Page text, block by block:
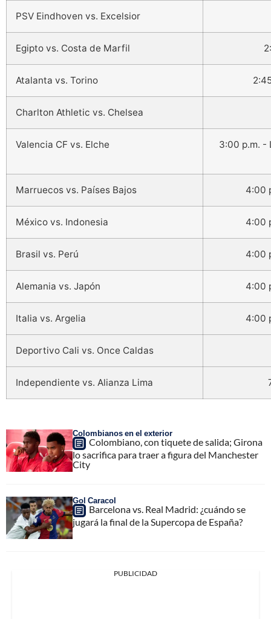
PSV Eindhoven vs. Excelsior
Egipto vs. Costa de Marfil
Atalanta vs. Torino
Charlton Athletic vs. Chelsea
Valencia CF vs. Elche 3:00 p.m. -
Marruecos vs. Países Bajos 4:00
México vs. Indonesia 4:00
Brasil vs. Perú 4:00
Alemania vs. Japón 4:00
Italia vs. Argelia 4:00
Deportivo Cali vs. Once Caldas
Independiente vs. Alianza Lima
Colombianos en el exterior
Colombiano, con tiquete de salida; Girona
lo sacrifica para traer a figura del Manchester
City
Gol Caracol
Barcelona vs. Real Madrid: ¿cuándo se
jugará la final de la Supercopa de España?
PUBLICIDAD